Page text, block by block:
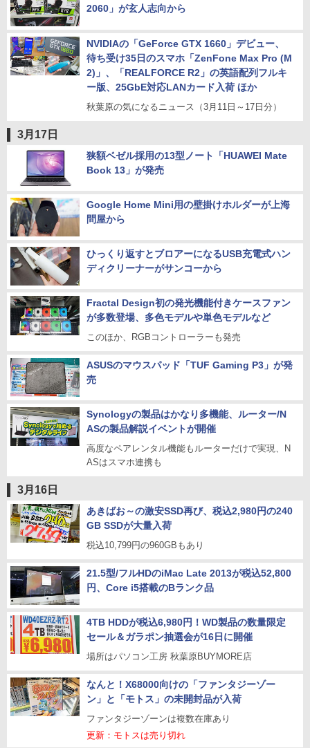
2060」が玄人志向から
NVIDIAの「GeForce GTX 1660」デビュー、
待ち受け35日のスマホ「ZenFone Max Pro (M
2)」、「REALFORCE R2」の英語配列フルキ
ー版、25GbE対応LANカード入荷 ほか
秋葉原の気になるニュース（3月11日～17日分）
3月17日
狭額ベゼル採用の13型ノート「HUAWEI Mate
Book 13」が発売
Google Home Mini用の壁掛けホルダーが上海
問屋から
ひっくり返すとブロアーになるUSB充電式ハン
ディクリーナーがサンコーから
Fractal Design初の発光機能付きケースファン
が多数登場、多色モデルや単色モデルなど
このほか、RGBコントローラーも発売
ASUSのマウスパッド「TUF Gaming P3」が発
売
Synologyの製品はかなり多機能、ルーター/N
ASの製品解説イベントが開催
高度なペアレンタル機能もルーターだけで実現、N
ASはスマホ連携も
3月16日
あきばお～の激安SSD再び、税込2,980円の240
GB SSDが大量入荷
税込10,799円の960GBもあり
21.5型/フルHDのiMac Late 2013が税込52,800
円、Core i5搭載のBランク品
4TB HDDが税込6,980円！WD製品の数量限定
セール＆ガラポン抽選会が16日に開催
場所はパソコン工房 秋葉原BUYMORE店
なんと！X68000向けの「ファンタジーゾー
ン」と「モトス」の未開封品が入荷
ファンタジーゾーンは複数在庫あり
更新：モトスは売り切れ